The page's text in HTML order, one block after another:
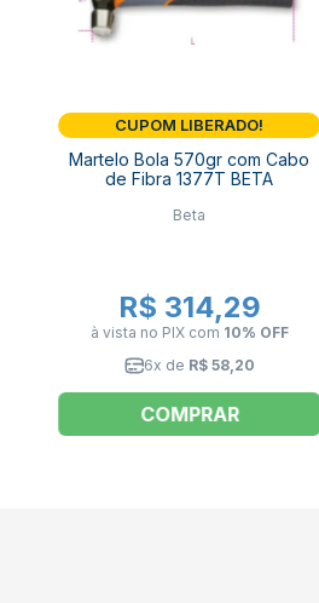
CUPOM LIBERADO!
Martelo Bola 570gr com Cabo
de Fibra 1377T BETA
Beta
R$ 314,29
à vista no PIX com 10% OFF
6x de R$ 58,20
COMPRAR